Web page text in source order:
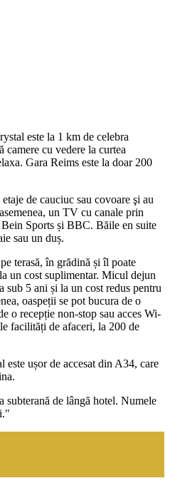
este la 1 km de celebra
camere cu vedere la curtea
Gara Reims este la doar 200
de cauciuc sau covoare şi au
un TV cu canale prin
Sports și BBC. Băile en suite
sau un duș.
terasă, în grădină și îl poate
un cost suplimentar. Micul dejun
sub 5 ani și la un cost redus pentru
oaspeții se pot bucura de o
o recepție non-stop sau acces Wi-
facilități de afaceri, la 200 de
este ușor de accesat din A34, care
subterană de lângă hotel. Numele